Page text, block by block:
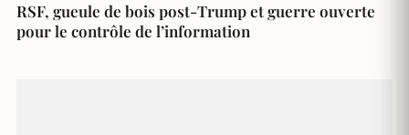
RSF, gueule de bois post-Trump et guerre ouverte
pour le contrôle de l’information